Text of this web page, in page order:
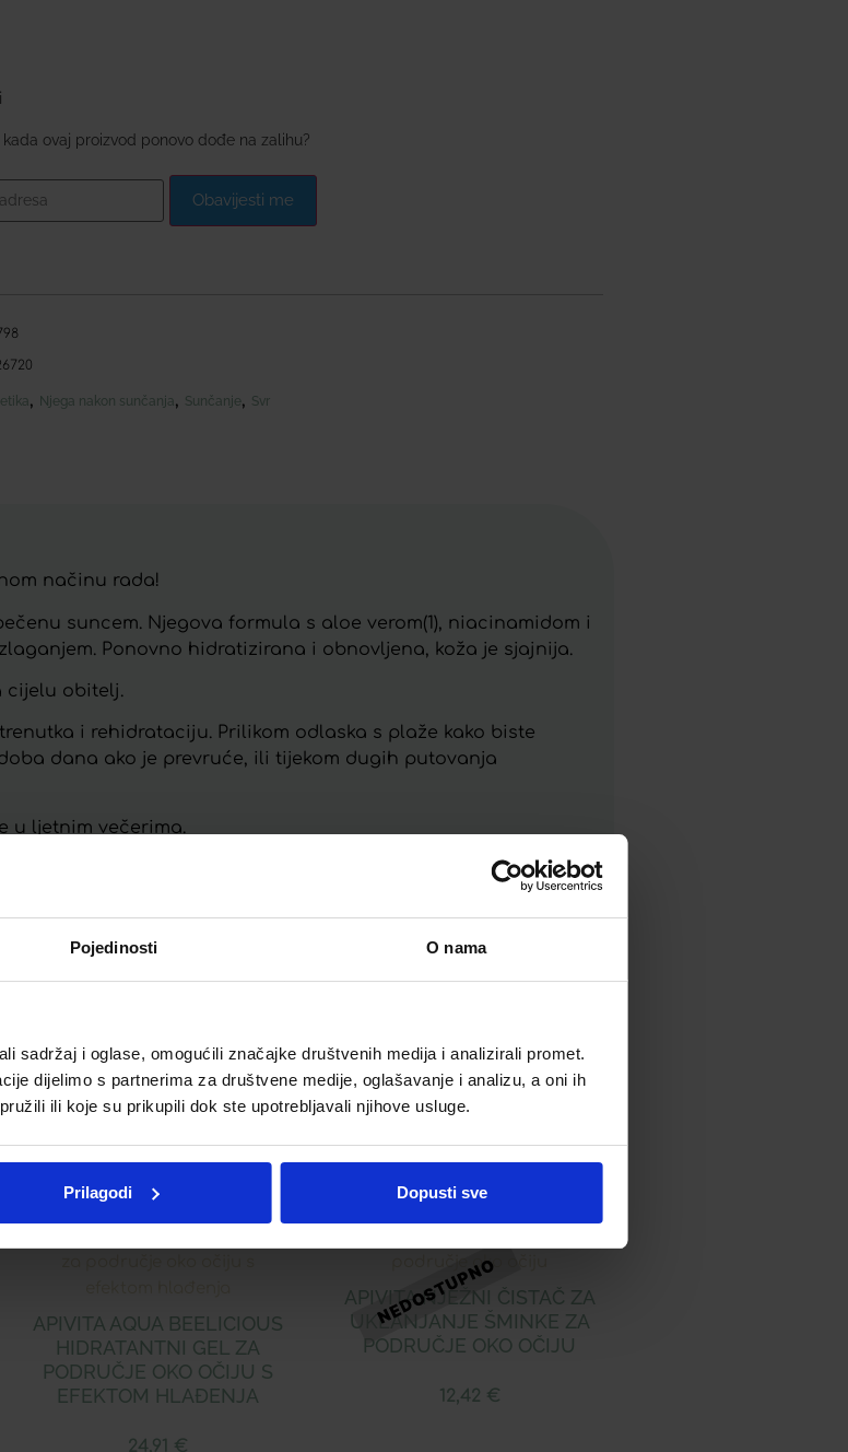
Pojedinosti O nama
sadržaj i oglase, omogućili značajke društvenih medija i analizirali promet.
dijelimo s partnerima za društvene medije, oglašavanje i analizu, a oni ih
ili koje su prikupili dok ste upotrebljavali njihove usluge.
Prilagodi Dopusti sve
ovaj proizvod ponovo dođe na zalihu?
Obavijesti me
, Njega nakon sunčanja, Sunčanje, Svr
načinu rada!
suncem. Njegova formula s aloe verom(1), niacinamidom i
Ponovno hidratizirana i obnovljena, koža je sjajnija.
cijelu obitelj.
i rehidrataciju. Prilikom odlaska s plaže kako biste
dana ako je prevruće, ili tijekom dugih putovanja
u ljetnim večerima.
plastike! Ne zaboravite to razvrstati.
APIVITA AQUA BEELICIOUS
HIDRATANTNI GEL ZA
PODRUČJE OKO OČIJU S
EFEKTOM HLAĐENJA
24,91 €
APIVITA NJEŽNI ČISTAČ ZA
UKLANJANJE ŠMINKE ZA
PODRUČJE OKO OČIJU
12,42 €